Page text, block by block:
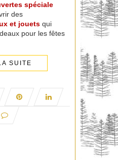
spéciale
des
et jouets qui
pour les fêtes
SUITE